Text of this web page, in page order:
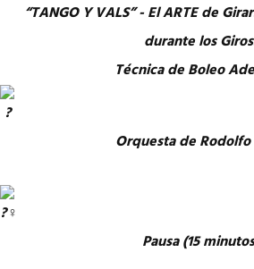
“TANGO Y VALS” - El ARTE de
durante los
Técnica de Boleo
Orquesta de Rodolfo
Pausa (15